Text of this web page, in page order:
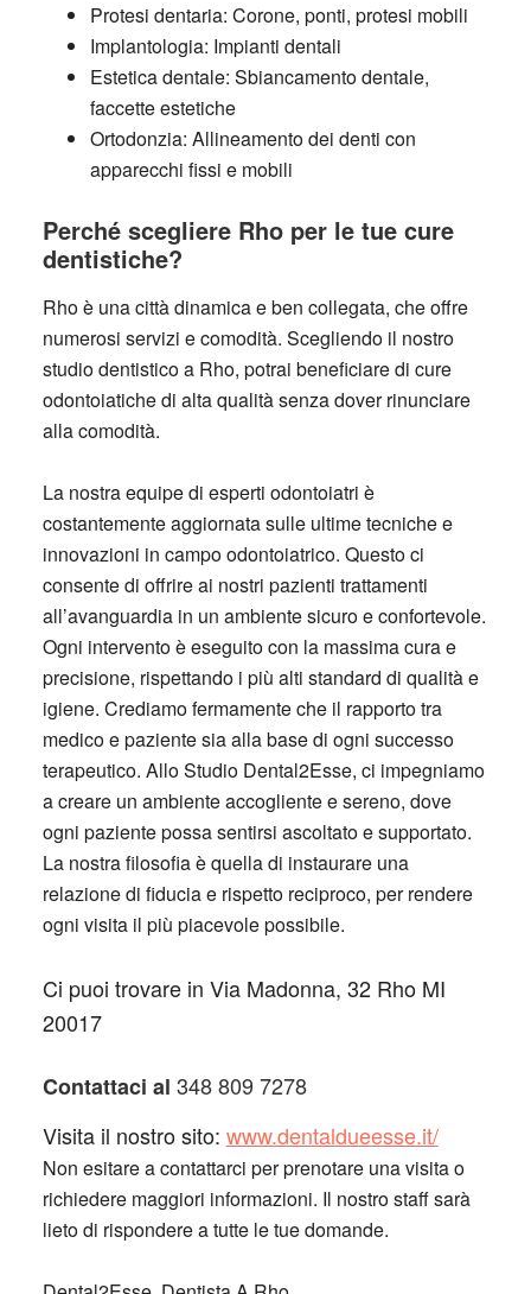
Protesi dentaria: Corone, ponti, protesi mobili
Implantologia: Impianti dentali
Estetica dentale: Sbiancamento dentale,
faccette estetiche
Ortodonzia: Allineamento dei denti con
apparecchi fissi e mobili
Perché scegliere Rho per le tue cure
dentistiche?
Rho è una città dinamica e ben collegata, che offre
numerosi servizi e comodità. Scegliendo il nostro
studio dentistico a Rho, potrai beneficiare di cure
odontoiatiche di alta qualità senza dover rinunciare
alla comodità.
La nostra equipe di esperti odontoiatri è
costantemente aggiornata sulle ultime tecniche e
innovazioni in campo odontoiatrico. Questo ci
consente di offrire ai nostri pazienti trattamenti
all’avanguardia in un ambiente sicuro e confortevole.
Ogni intervento è eseguito con la massima cura e
precisione, rispettando i più alti standard di qualità e
igiene. Crediamo fermamente che il rapporto tra
medico e paziente sia alla base di ogni successo
terapeutico. Allo Studio Dental2Esse, ci impegniamo
a creare un ambiente accogliente e sereno, dove
ogni paziente possa sentirsi ascoltato e supportato.
La nostra filosofia è quella di instaurare una
relazione di fiducia e rispetto reciproco, per rendere
ogni visita il più piacevole possibile.
Ci puoi trovare in Via Madonna, 32 Rho MI
20017
Contattaci al 348 809 7278
Visita il nostro sito: www.dentaldueesse.it/
Non esitare a contattarci per prenotare una visita o
richiedere maggiori informazioni. Il nostro staff sarà
lieto di rispondere a tutte le tue domande.